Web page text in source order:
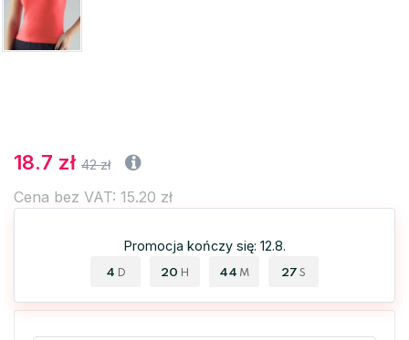
18.7 zł 42 zł
Cena bez VAT: 15.20 zł
Promocja kończy się: 12.8.
4 D 20 H 44 M 27 S